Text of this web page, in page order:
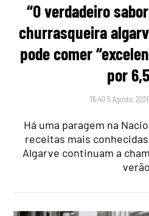
“O verdadeiro
churrasqueira
pode comer
por
16:40 5 Agosto, 2026
Há uma paragem na
receitas mais
Algarve continuam a
verão